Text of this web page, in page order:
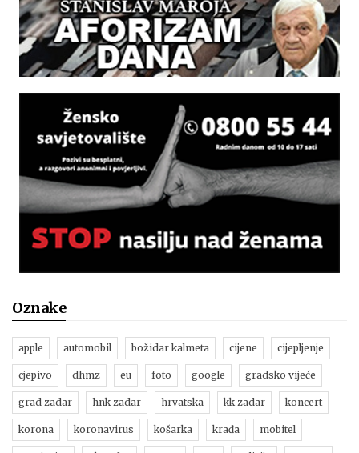
Oznake
apple automobil božidar kalmeta cijene cijepljenje
cjepivo dhmz eu foto google gradsko vijeće
grad zadar hnk zadar hrvatska kk zadar koncert
korona koronavirus košarka krađa mobitel